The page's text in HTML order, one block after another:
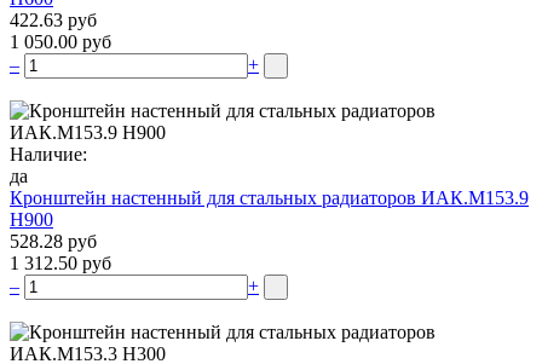
422.63 руб
1 050.00 руб
–
+
Наличие:
да
Кронштейн настенный для стальных радиаторов ИАК.М153.9
Н900
528.28 руб
1 312.50 руб
–
+